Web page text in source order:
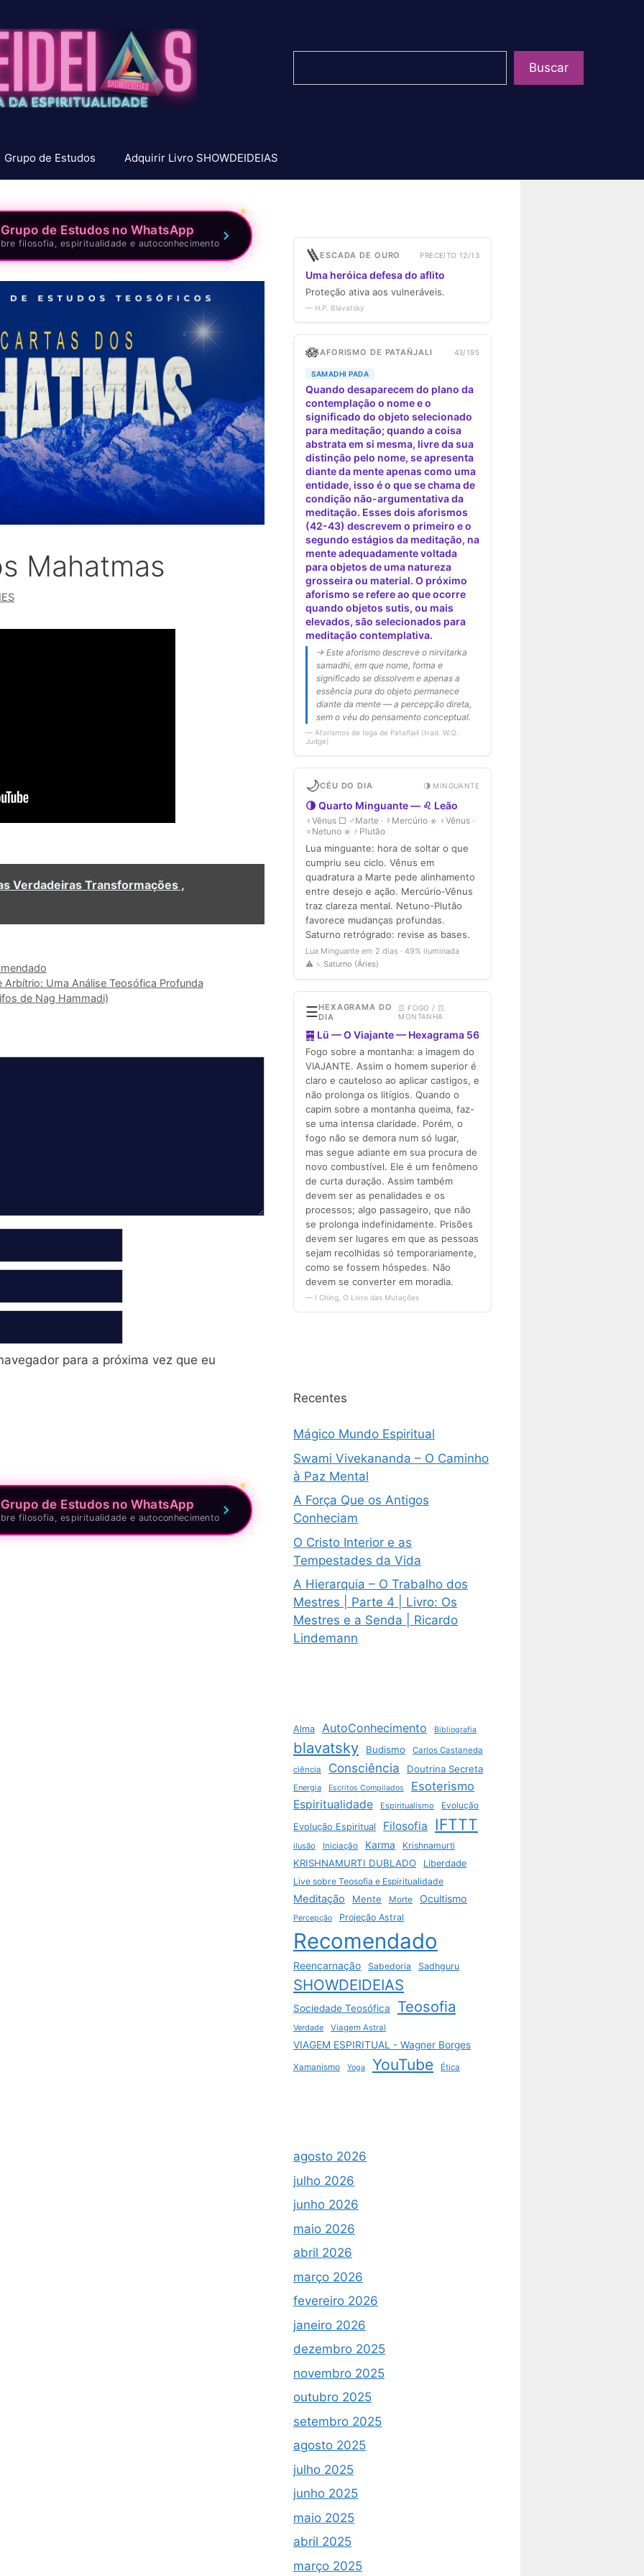
Buscar
Grupo de Estudos Adquirir Livro SHOWDEIDEIAS
de Estudos no WhatsApp
filosofia, espiritualidade e autoconhecimento
Mahatmas
Verdadeiras Transformações ,
Arbítrio: Uma Análise Teosófica Profunda
de Nag Hammadi)
para a próxima vez que eu
de Estudos no WhatsApp
filosofia, espiritualidade e autoconhecimento
Recentes
Mágico Mundo Espiritual
Swami Vivekananda – O Caminho
à Paz Mental
A Força Que os Antigos
Conheciam
O Cristo Interior e as
Tempestades da Vida
A Hierarquia – O Trabalho dos
Mestres | Parte 4 | Livro: Os
Mestres e a Senda | Ricardo
Lindemann
Alma AutoConhecimento Bibliografia
blavatsky Budismo
Carlos Castaneda
ciência
Consciência Doutrina Secreta
Energia Escritos Compilados Esoterismo
Espiritualidade Espiritualismo Evolução
Evolução Espiritual Filosofia IFTTT
ilusão Iniciação Karma Krishnamurti
KRISHNAMURTI DUBLADO
Liberdade
Live sobre Teosofia e Espiritualidade
Meditação Mente Morte Ocultismo
Percepção Projeção Astral
Recomendado
Reencarnação Sabedoria Sadhguru
SHOWDEIDEIAS
Sociedade Teosófica Teosofia
Verdade Viagem Astral
VIAGEM ESPIRITUAL - Wagner Borges
Xamanismo Yoga YouTube Ética
agosto 2026
julho 2026
junho 2026
maio 2026
abril 2026
março 2026
fevereiro 2026
janeiro 2026
dezembro 2025
novembro 2025
outubro 2025
setembro 2025
agosto 2025
julho 2025
junho 2025
maio 2025
abril 2025
março 2025